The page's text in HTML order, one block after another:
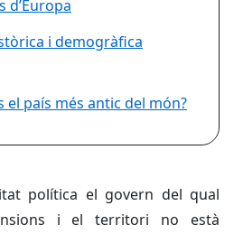
d’Europa
i demogràfica
el país més antic del món?
política el govern del qual
i el territori no està